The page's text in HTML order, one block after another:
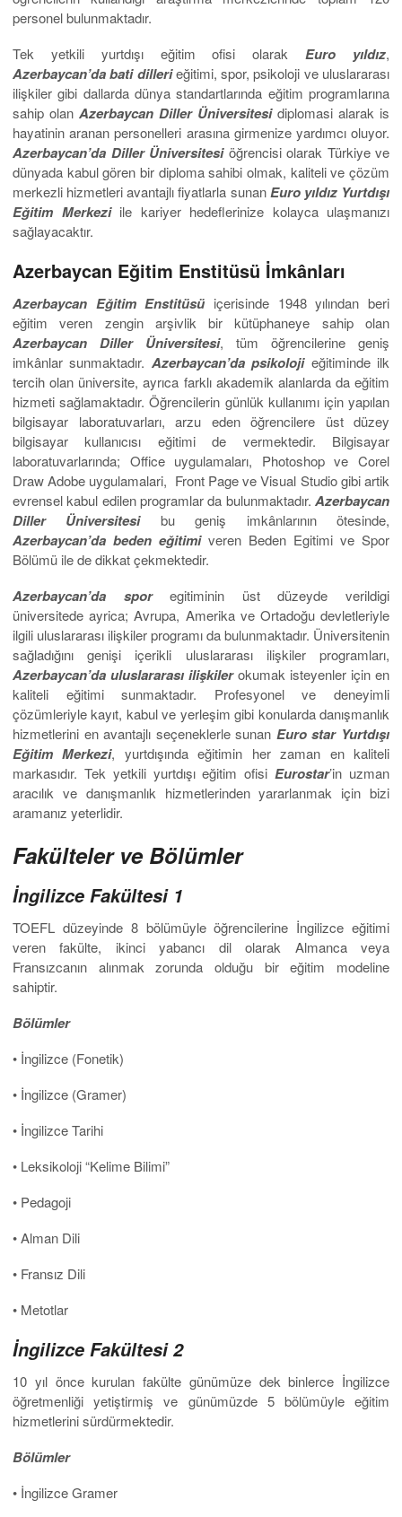
personel bulunmaktadır.
Tek yetkili yurtdışı eğitim ofisi olarak Euro yıldız,
Azerbaycan’da bati dillerieğitimi, spor, psikoloji ve uluslararası
ilişkiler gibi dallarda dünya standartlarında eğitim programlarına
sahip olan Azerbaycan Diller Üniversitesidiplomasi alarak is
hayatinin aranan personelleri arasına girmenize yardımcı oluyor.
Azerbaycan’da Diller Üniversitesiöğrencisi olarak Türkiye ve
dünyada kabul gören bir diploma sahibi olmak, kaliteli ve çözüm
merkezli hizmetleri avantajlı fiyatlarla sunanEuro yıldız Yurtdışı
Eğitim Merkeziile kariyer hedeflerinize kolayca ulaşmanızı
sağlayacaktır.
Azerbaycan Eğitim Enstitüsü İmkânları
Azerbaycan Eğitim Enstitüsü içerisinde 1948 yılından beri
eğitim veren zengin arşivlik bir kütüphaneye sahip olan
Azerbaycan Diller Üniversitesi, tüm öğrencilerine geniş
imkânlar sunmaktadır. Azerbaycan’da psikolojieğitiminde ilk
tercih olan üniversite, ayrıca farklı akademik alanlarda da eğitim
hizmeti sağlamaktadır. Öğrencilerin günlük kullanımı için yapılan
bilgisayar laboratuvarları, arzu eden öğrencilere üst düzey
bilgisayar kullanıcısı eğitimi de vermektedir. Bilgisayar
laboratuvarlarında; Office uygulamaları, Photoshop ve Corel
Draw Adobe uygulamalari, Front Page ve Visual Studio gibi artik
evrensel kabul edilen programlar da bulunmaktadır. Azerbaycan
Diller Üniversitesibu geniş imkânlarının ötesinde,
Azerbaycan’da beden eğitimiveren Beden Egitimi ve Spor
Bölümü ile de dikkat çekmektedir.
Azerbaycan’da sporegitiminin üst düzeyde verildigi
üniversitede ayrica; Avrupa, Amerika ve Ortadoğu devletleriyle
ilgili uluslararası ilişkiler programı da bulunmaktadır. Üniversitenin
sağladığını genişi içerikli uluslararası ilişkiler programları,
Azerbaycan’da uluslararası ilişkilerokumak isteyenler için en
kaliteli eğitimi sunmaktadır. Profesyonel ve deneyimli
çözümleriyle kayıt, kabul ve yerleşim gibi konularda danışmanlık
hizmetlerini en avantajlı seçeneklerle sunan Euro star Yurtdışı
Eğitim Merkezi, yurtdışında eğitimin her zaman en kaliteli
markasıdır. Tek yetkili yurtdışı eğitim ofisi Eurostar’in uzman
aracılık ve danışmanlık hizmetlerinden yararlanmak için bizi
aramanız yeterlidir.
Fakülteler ve Bölümler
İngilizce Fakültesi 1
TOEFL düzeyinde 8 bölümüyle öğrencilerine İngilizce eğitimi
veren fakülte, ikinci yabancı dil olarak Almanca veya
Fransızcanın alınmak zorunda olduğu bir eğitim modeline
sahiptir.
Bölümler
• İngilizce (Fonetik)
• İngilizce (Gramer)
• İngilizce Tarihi
• Leksikoloji “Kelime Bilimi”
• Pedagoji
• Alman Dili
• Fransız Dili
• Metotlar
İngilizce Fakültesi 2
10 yıl önce kurulan fakülte günümüze dek binlerce İngilizce
öğretmenliği yetiştirmiş ve günümüzde 5 bölümüyle eğitim
hizmetlerini sürdürmektedir.
Bölümler
• İngilizce Gramer